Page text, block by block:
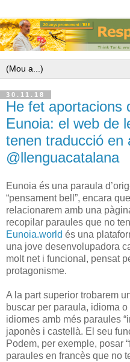
30.11.18
He fet aportacions
Eunoia: el web de
tenen traducció en
@llenguacatalana
Eunoia és una paraula
“pensament bell”, encara
relacionarem amb una
recopilar paraules que no
Eunoia.world és una
una jove desenvolupadora
molt net i funcional, pensat
protagonisme.
A la part superior trobarem
buscar per paraula, idioma
idiomes amb més paraules
japonès i castellà. El seu
Podem, per exemple, posar
paraules en francès que no